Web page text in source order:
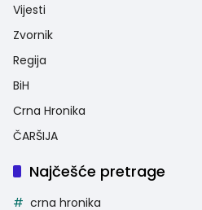
Vijesti
Zvornik
Regija
BiH
Crna Hronika
ČARŠIJA
Najčešće pretrage
crna hronika